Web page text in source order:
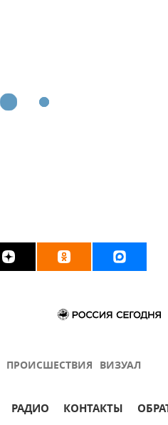
ПРОИСШЕСТВИЯ ВИЗУАЛ
РАДИО КОНТАКТЫ